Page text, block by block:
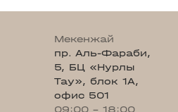
Мекенжай
пр. Аль-Фараби,
5, БЦ «Нурлы
Тау», блок 1А,
офис 501
09:00 - 18:00